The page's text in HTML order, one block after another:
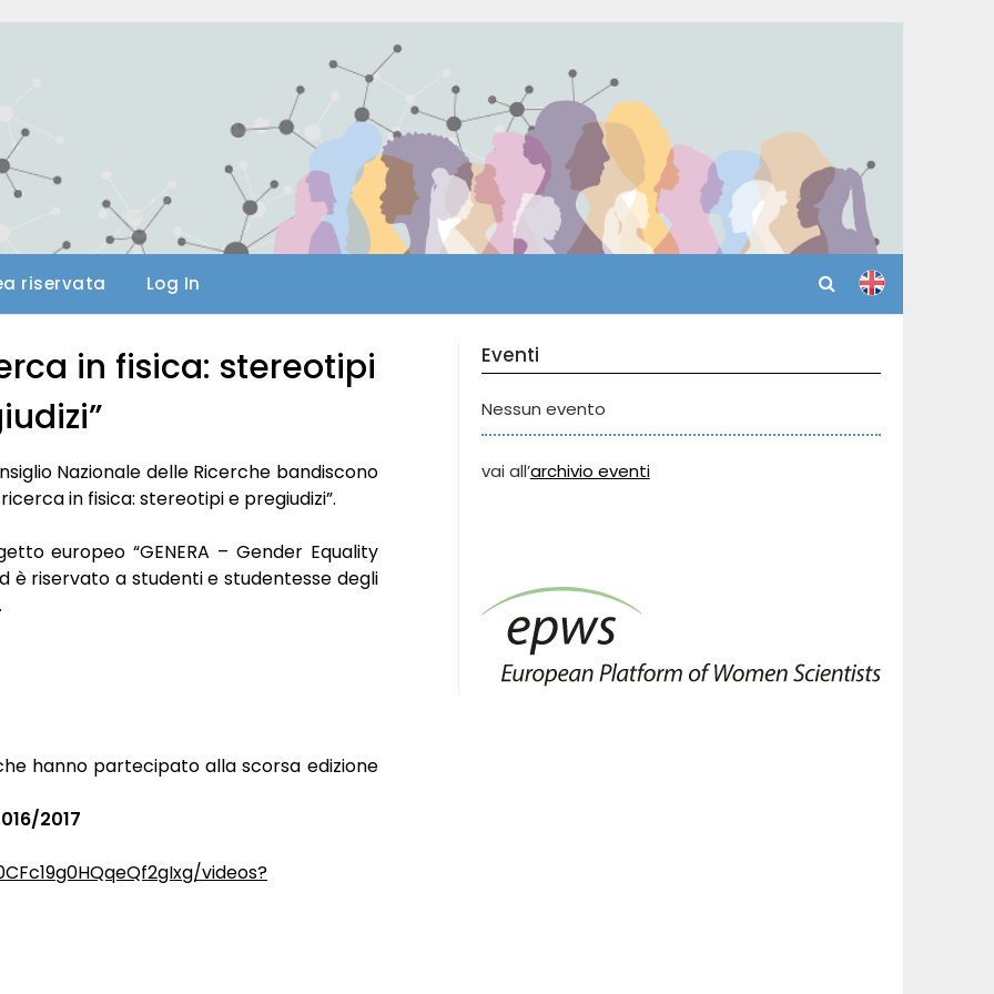
riservata Log In
in fisica: stereotipi
Nazionale delle Ricerche bandiscono
in fisica: stereotipi e pregiudizi”.
europeo “GENERA – Gender Equality
è riservato a studenti e studentesse degli
hanno partecipato alla scorsa edizione
2017
videos?
Eventi
Nessun evento
vai all’archivio eventi